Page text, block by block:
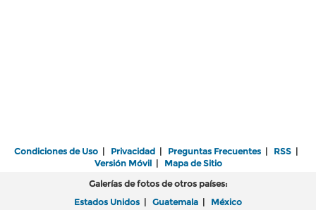
Condiciones de Uso | Privacidad | Preguntas Frecuentes | RSS |
Versión Móvil| Mapa de Sitio
Galerías de fotos de otros países:
Estados Unidos | Guatemala | México